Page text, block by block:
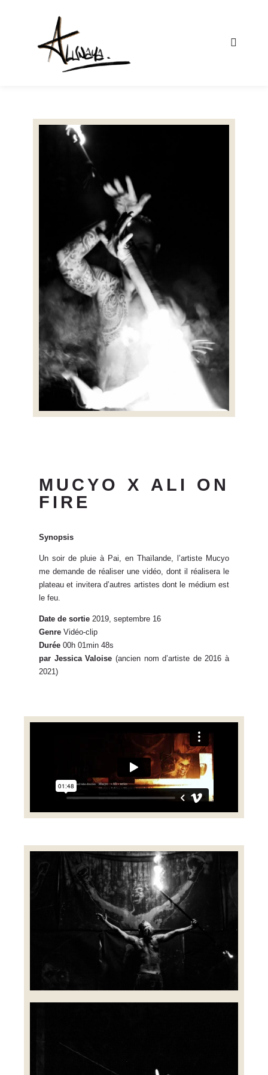
MUCYO X ALI ON
FIRE
Synopsis
Un soir de pluie à Pai, en Thaïlande, l’artiste Mucyo
me demande de réaliser une vidéo, dont il réalisera le
plateau et invitera d’autres artistes dont le médium est
le feu.
Date de sortie 2019, septembre 16
Genre Vidéo-clip
Durée 00h 01min 48s
par Jessica Valoise (ancien nom d’artiste de 2016 à
2021)